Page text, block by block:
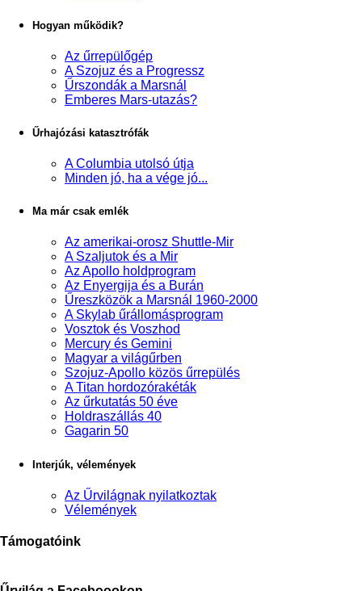
Hogyan működik?
Az űrrepülőgép
A Szojuz és a Progressz
Űrszondák a Marsnál
Emberes Mars-utazás?
Űrhajózási katasztrófák
A Columbia utolsó útja
Minden jó, ha a vége jó...
Ma már csak emlék
Az amerikai-orosz Shuttle-Mir
A Szaljutok és a Mir
Az Apollo holdprogram
Az Enyergija és a Burán
Űreszközök a Marsnál 1960-2000
A Skylab űrállomásprogram
Vosztok és Voszhod
Mercury és Gemini
Magyar a világűrben
Szojuz-Apollo közös űrrepülés
A Titan hordozórakéták
Az űrkutatás 50 éve
Holdraszállás 40
Gagarin 50
Interjúk, vélemények
Az Űrvilágnak nyilatkoztak
Vélemények
Támogatóink